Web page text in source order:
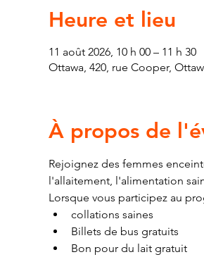
Heure et lieu
11 août 2026, 10 h 00 – 11 h 30
Ottawa, 420, rue Cooper,
À propos de
Rejoignez des femmes
l'allaitement, l'alimentation
Lorsque vous participez au
collations saines
Billets de bus gratuits
Bon pour du lait gratuit